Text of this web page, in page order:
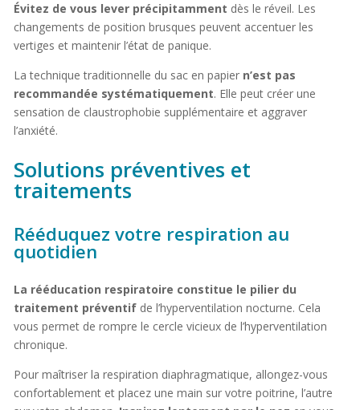
Évitez de vous lever précipitamment dès le réveil. Les
changements de position brusques peuvent accentuer les
vertiges et maintenir l’état de panique.
La technique traditionnelle du sac en papier n’est pas
recommandée systématiquement. Elle peut créer une
sensation de claustrophobie supplémentaire et aggraver
l’anxiété.
Solutions préventives et
traitements
Rééduquez votre respiration au
quotidien
La rééducation respiratoire constitue le pilier du
traitement préventifde l’hyperventilation nocturne. Cela
vous permet de rompre le cercle vicieux de l’hyperventilation
chronique.
Pour maîtriser la respiration diaphragmatique, allongez-vous
confortablement et placez une main sur votre poitrine, l’autre